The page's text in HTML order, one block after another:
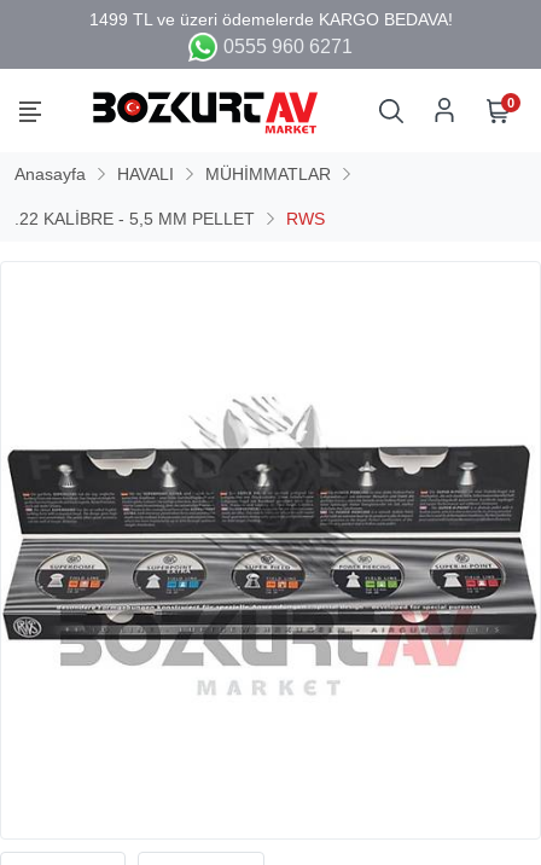
0555 960 6271
0
Anasayfa HAVALI MÜHİMMATLAR
.22 KALİBRE - 5,5 MM PELLET RWS